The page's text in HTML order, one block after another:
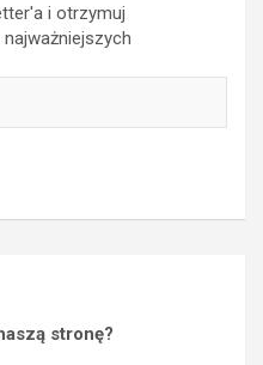
i otrzymuj
stronę?